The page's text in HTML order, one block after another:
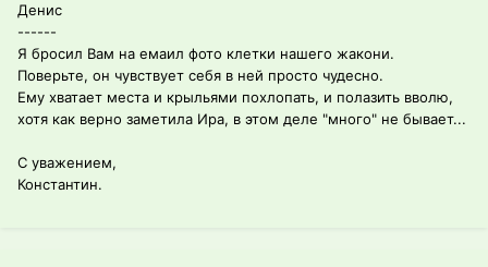
Денис
------
Я бросил Вам на емаил фото клетки нашего жакони.
Поверьте, он чувствует себя в ней просто чудесно.
Ему хватает места и крыльями похлопать, и полазить вволю,
хотя как верно заметила Ира, в этом деле "много" не бывает...
С уважением,
Константин.